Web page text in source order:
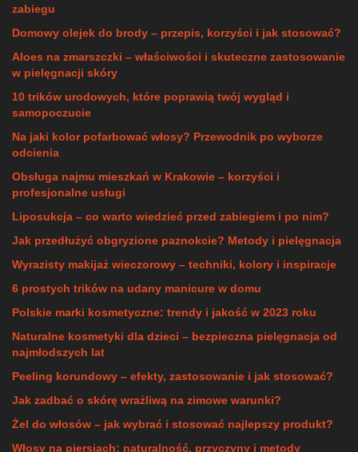
zabiegu
Domowy olejek do brody – przepis, korzyści i jak stosować?
Aloes na zmarszczki – właściwości i skuteczne zastosowanie
w pielęgnacji skóry
10 trików urodowych, które poprawią twój wygląd i
samopoczucie
Na jaki kolor pofarbować włosy? Przewodnik po wyborze
odcienia
Obsługa najmu mieszkań w Krakowie – korzyści i
profesjonalne usługi
Liposukcja – co warto wiedzieć przed zabiegiem i po nim?
Jak przedłużyć obgryzione paznokcie? Metody i pielęgnacja
Wyrazisty makijaż wieczorowy – techniki, kolory i inspiracje
6 prostych trików na udany manicure w domu
Polskie marki kosmetyczne: trendy i jakość w 2023 roku
Naturalne kosmetyki dla dzieci – bezpieczna pielęgnacja od
najmłodszych lat
Peeling korundowy – efekty, zastosowanie i jak stosować?
Jak zadbać o skórę wrażliwą na zimowe warunki?
Żel do włosów – jak wybrać i stosować najlepszy produkt?
Włosy na piersiach: naturalność, przyczyny i metody